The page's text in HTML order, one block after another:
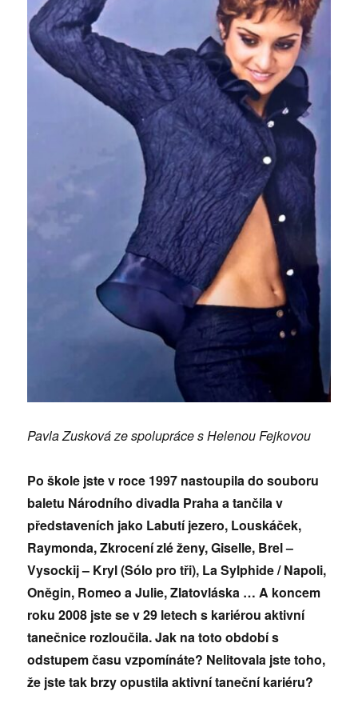
Pavla Zusková ze spolupráce s Helenou Fejkovou
Po škole jste v roce 1997 nastoupila do souboru
baletu Národního divadla Praha a tančila v
představeních jako Labutí jezero, Louskáček,
Raymonda, Zkrocení zlé ženy, Giselle, Brel –
Vysockij – Kryl (Sólo pro tři), La Sylphide / Napoli,
Oněgin, Romeo a Julie, Zlatovláska … A koncem
roku 2008 jste se v 29 letech s kariérou aktivní
tanečnice rozloučila. Jak na toto období s
odstupem času vzpomínáte? Nelitovala jste toho,
že jste tak brzy opustila aktivní taneční kariéru?